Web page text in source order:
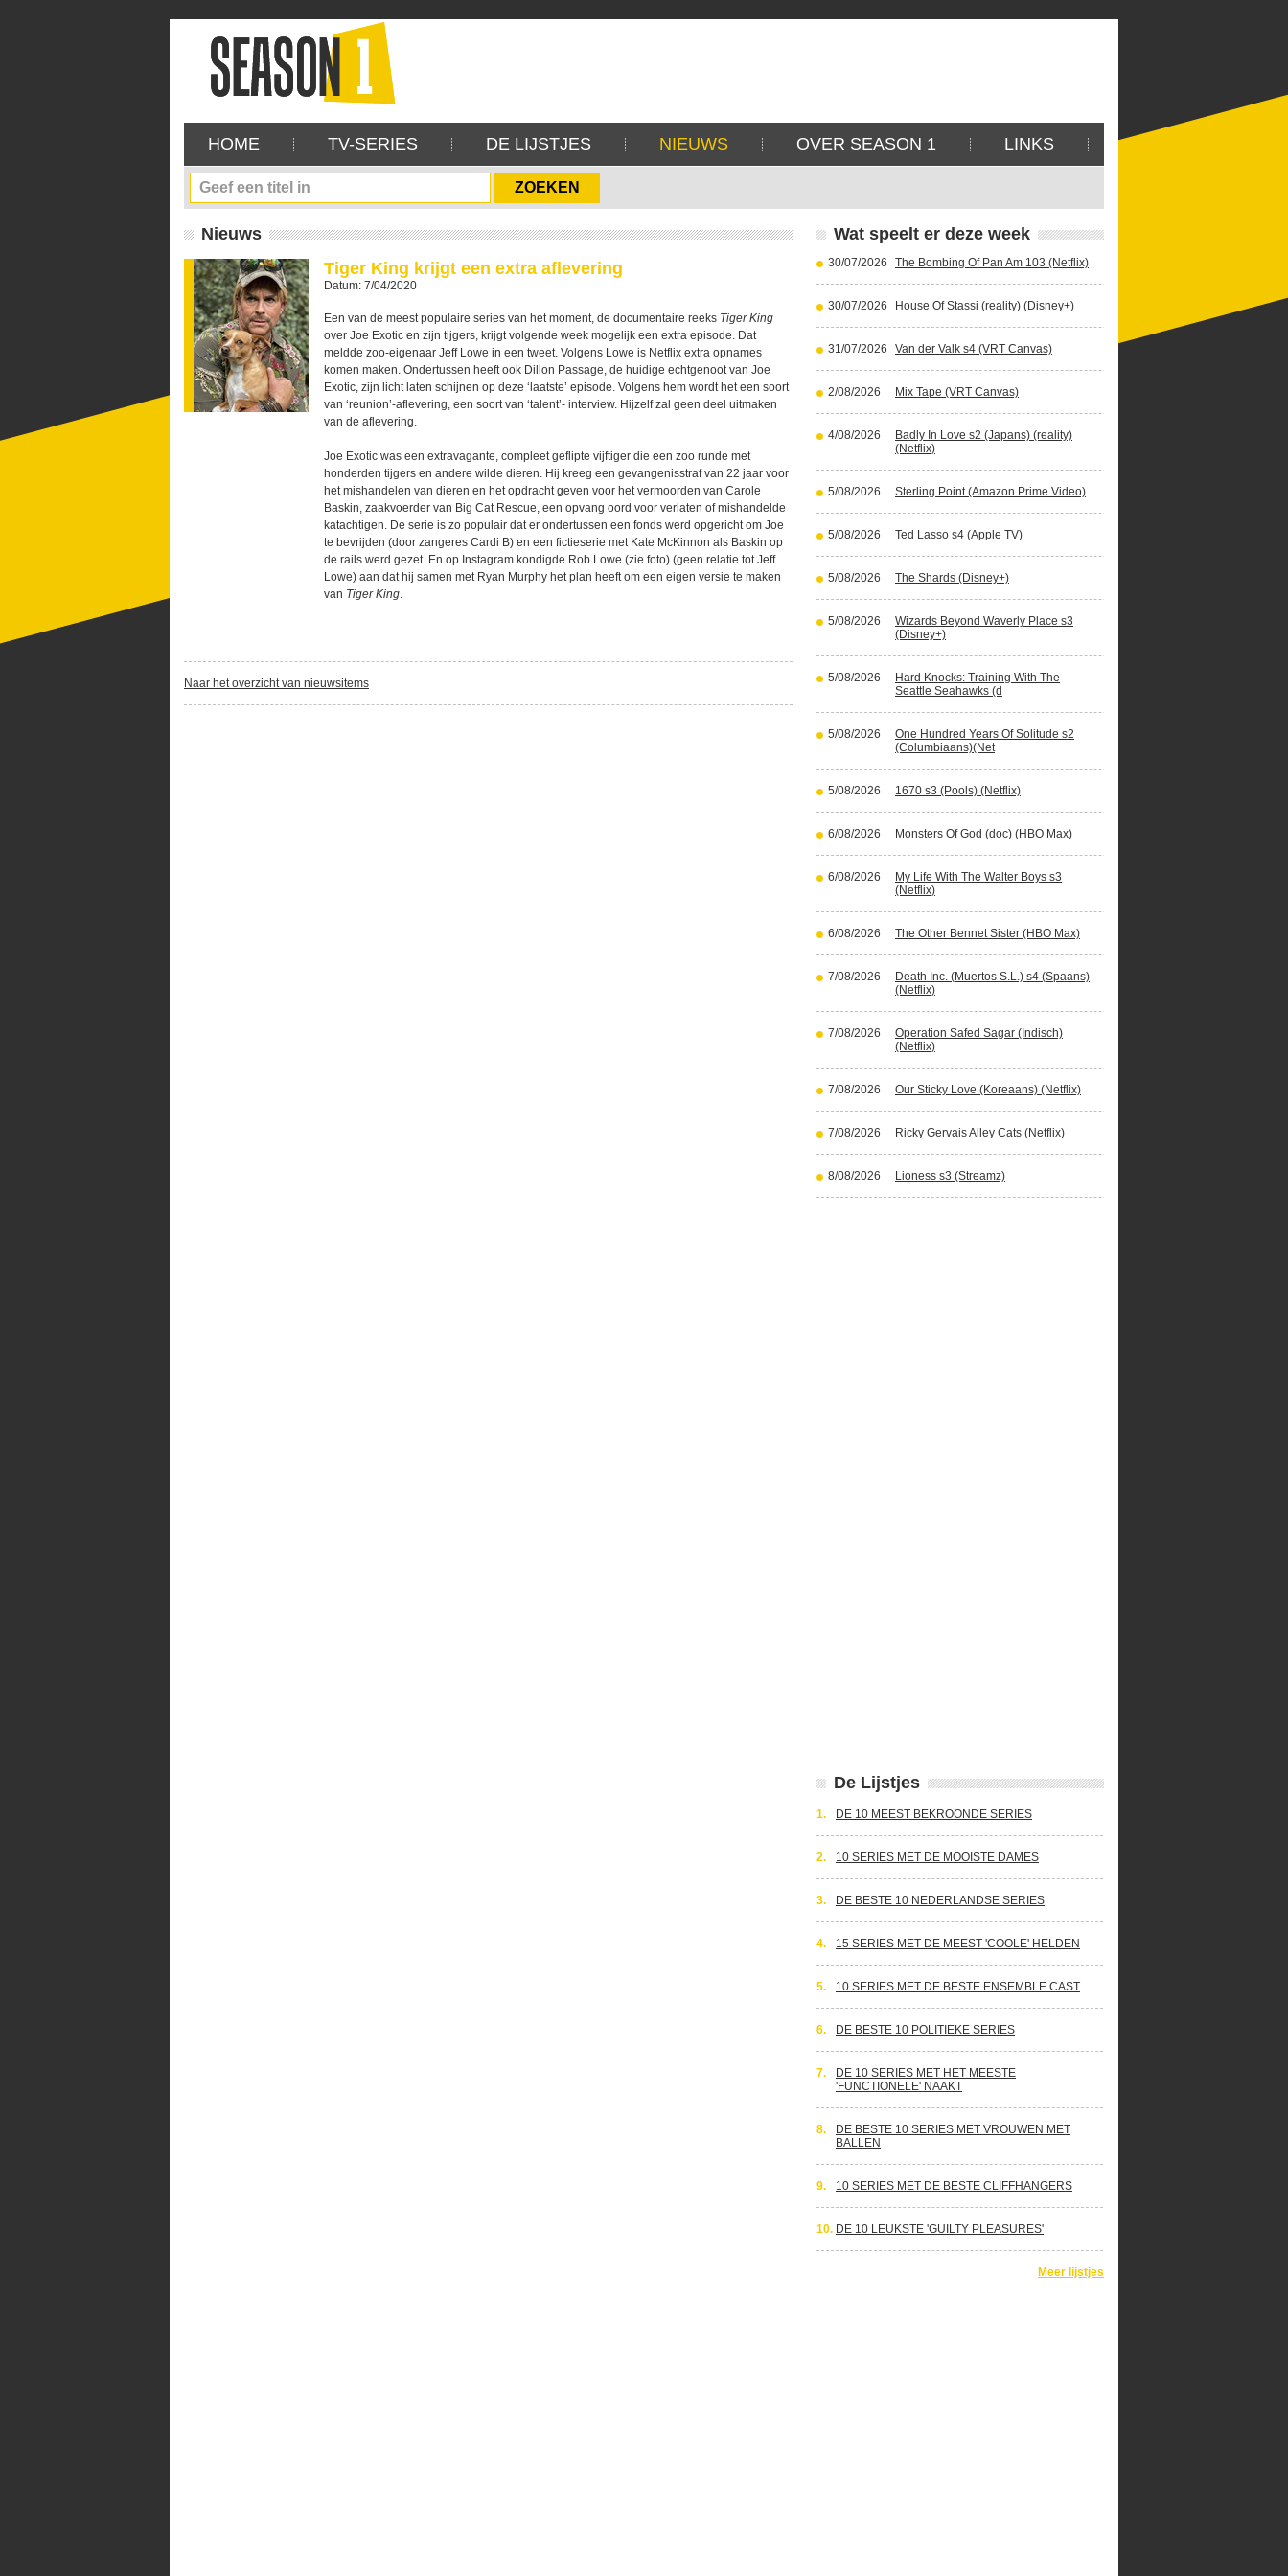
HOME TV-SERIES DE LIJSTJES NIEUWS OVER SEASON 1 LINKS
Nieuws
Tiger King krijgt een extra aflevering
Datum: 7/04/2020
Een van de meest populaire series van het moment, de documentaire reeks Tiger King
over Joe Exotic en zijn tijgers, krijgt volgende week mogelijk een extra episode. Dat
meldde zoo-eigenaar Jeff Lowe in een tweet. Volgens Lowe is Netflix extra opnames
komen maken. Ondertussen heeft ook Dillon Passage, de huidige echtgenoot van Joe
Exotic, zijn licht laten schijnen op deze ‘laatste’ episode. Volgens hem wordt het een soort
van ‘reunion’-aflevering, een soort van ‘talent’- interview. Hijzelf zal geen deel uitmaken
van de aflevering.
Joe Exotic was een extravagante, compleet geflipte vijftiger die een zoo runde met
honderden tijgers en andere wilde dieren. Hij kreeg een gevangenisstraf van 22 jaar voor
het mishandelen van dieren en het opdracht geven voor het vermoorden van Carole
Baskin, zaakvoerder van Big Cat Rescue, een opvang oord voor verlaten of mishandelde
katachtigen. De serie is zo populair dat er ondertussen een fonds werd opgericht om Joe
te bevrijden (door zangeres Cardi B) en een fictieserie met Kate McKinnon als Baskin op
de rails werd gezet. En op Instagram kondigde Rob Lowe (zie foto) (geen relatie tot Jeff
Lowe) aan dat hij samen met Ryan Murphy het plan heeft om een eigen versie te maken
van Tiger King.
Naar het overzicht van nieuwsitems
Wat speelt er deze week
30/07/2026 The Bombing Of Pan Am 103 (Netflix)
30/07/2026 House Of Stassi (reality) (Disney+)
31/07/2026 Van der Valk s4 (VRT Canvas)
2/08/2026 Mix Tape (VRT Canvas)
4/08/2026
Badly In Love s2 (Japans) (reality)
(Netflix)
5/08/2026 Sterling Point (Amazon Prime Video)
5/08/2026 Ted Lasso s4 (Apple TV)
5/08/2026 The Shards (Disney+)
5/08/2026
Wizards Beyond Waverly Place s3
(Disney+)
5/08/2026
Hard Knocks: Training With The
Seattle Seahawks (d
5/08/2026
One Hundred Years Of Solitude s2
(Columbiaans)(Net
5/08/2026 1670 s3 (Pools) (Netflix)
6/08/2026 Monsters Of God (doc) (HBO Max)
6/08/2026
My Life With The Walter Boys s3
(Netflix)
6/08/2026 The Other Bennet Sister (HBO Max)
7/08/2026
Death Inc. (Muertos S.L.) s4 (Spaans)
(Netflix)
7/08/2026
Operation Safed Sagar (Indisch)
(Netflix)
7/08/2026 Our Sticky Love (Koreaans) (Netflix)
7/08/2026 Ricky Gervais Alley Cats (Netflix)
8/08/2026 Lioness s3 (Streamz)
De Lijstjes
1. DE 10 MEEST BEKROONDE SERIES
2. 10 SERIES MET DE MOOISTE DAMES
3. DE BESTE 10 NEDERLANDSE SERIES
4. 15 SERIES MET DE MEEST 'COOLE' HELDEN
5. 10 SERIES MET DE BESTE ENSEMBLE CAST
6. DE BESTE 10 POLITIEKE SERIES
7.
DE 10 SERIES MET HET MEESTE
'FUNCTIONELE' NAAKT
8.
DE BESTE 10 SERIES MET VROUWEN MET
BALLEN
9. 10 SERIES MET DE BESTE CLIFFHANGERS
10. DE 10 LEUKSTE 'GUILTY PLEASURES'
Meer lijstjes